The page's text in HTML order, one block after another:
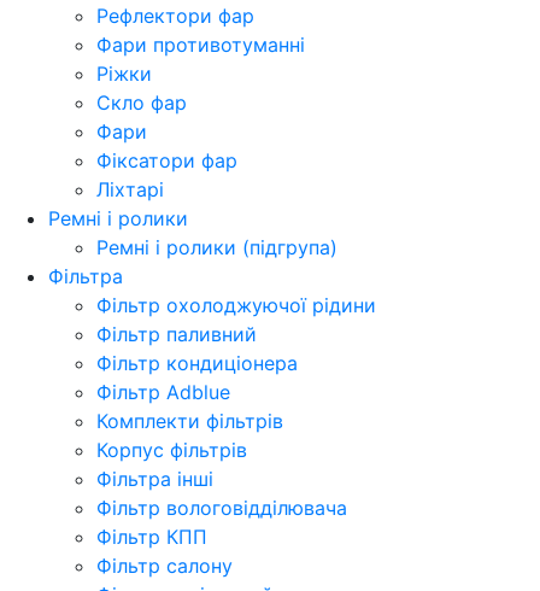
Рефлектори фар
Фари противотуманні
Ріжки
Скло фар
Фари
Фіксатори фар
Ліхтарі
Ремні і ролики
Ремні і ролики (підгрупа)
Фільтра
Фільтр охолоджуючої рідини
Фільтр паливний
Фільтр кондиціонера
Фільтр Adblue
Комплекти фільтрів
Корпус фільтрів
Фільтра інші
Фільтр вологовідділювача
Фільтр КПП
Фільтр салону